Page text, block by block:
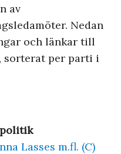
av
Nedan
och länkar till
sorterat per parti i
Lasses m.fl. (C)